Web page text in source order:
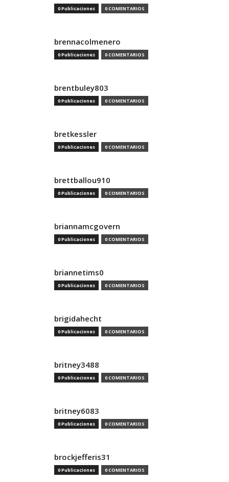
0 Publicaciones 0 COMENTARIOS
brennacolmenero
0 Publicaciones 0 COMENTARIOS
brentbuley803
0 Publicaciones 0 COMENTARIOS
bretkessler
0 Publicaciones 0 COMENTARIOS
brettballou910
0 Publicaciones 0 COMENTARIOS
briannamcgovern
0 Publicaciones 0 COMENTARIOS
briannetims0
0 Publicaciones 0 COMENTARIOS
brigidahecht
0 Publicaciones 0 COMENTARIOS
britney3488
0 Publicaciones 0 COMENTARIOS
britney6083
0 Publicaciones 0 COMENTARIOS
brockjefferis31
0 Publicaciones 0 COMENTARIOS